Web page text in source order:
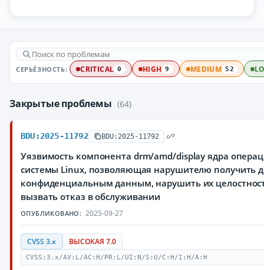
СЕРЬЁЗНОСТЬ: CRITICAL 0 HIGH 9 MEDIUM 52
Закрытые проблемы (64)
BDU:2025-11792 BDU:2025-11792
Уязвимость компонента drm/amd/display ядра
системы Linux, позволяющая нарушителю получить
конфиденциальным данным, нарушить их
вызвать отказ в обслуживании
ОПУБЛИКОВАНО: 2025-09-27
CVSS 3.x ВЫСОКАЯ 7.0
CVSS:3.x/AV:L/AC:H/PR:L/UI:N/S:U/C:H/I:H/A:H